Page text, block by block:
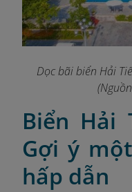
Dọc bãi biển Hải
Biển Hải
Gợi ý
hấp dẫn